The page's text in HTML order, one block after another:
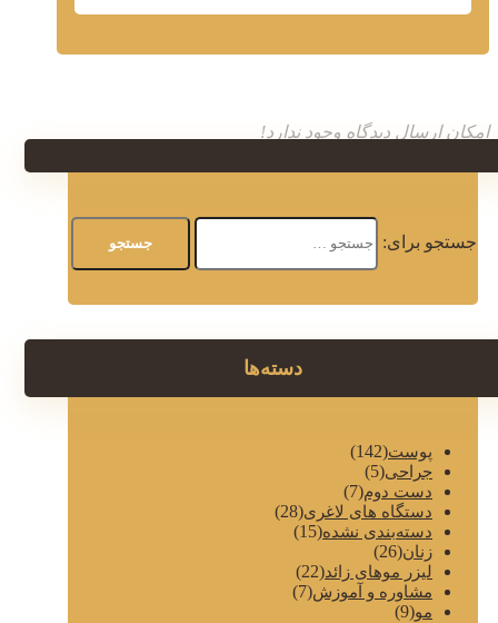
امکان ارسال دیدگاه وجود ندارد!
جستجو برای:
دسته‌ها
پوست(142)
جراحی(5)
دست دوم(7)
دستگاه های لاغری(28)
دسته‌بندی نشده(15)
زنان(26)
لیزر موهای زائد(22)
مشاوره و آموزش(7)
مو(9)